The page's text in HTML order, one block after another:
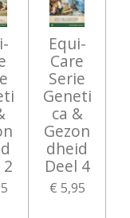
Equi-
Care
Serie
Geneti
ca &
Gezon
dheid
Deel 4
€ 5,95